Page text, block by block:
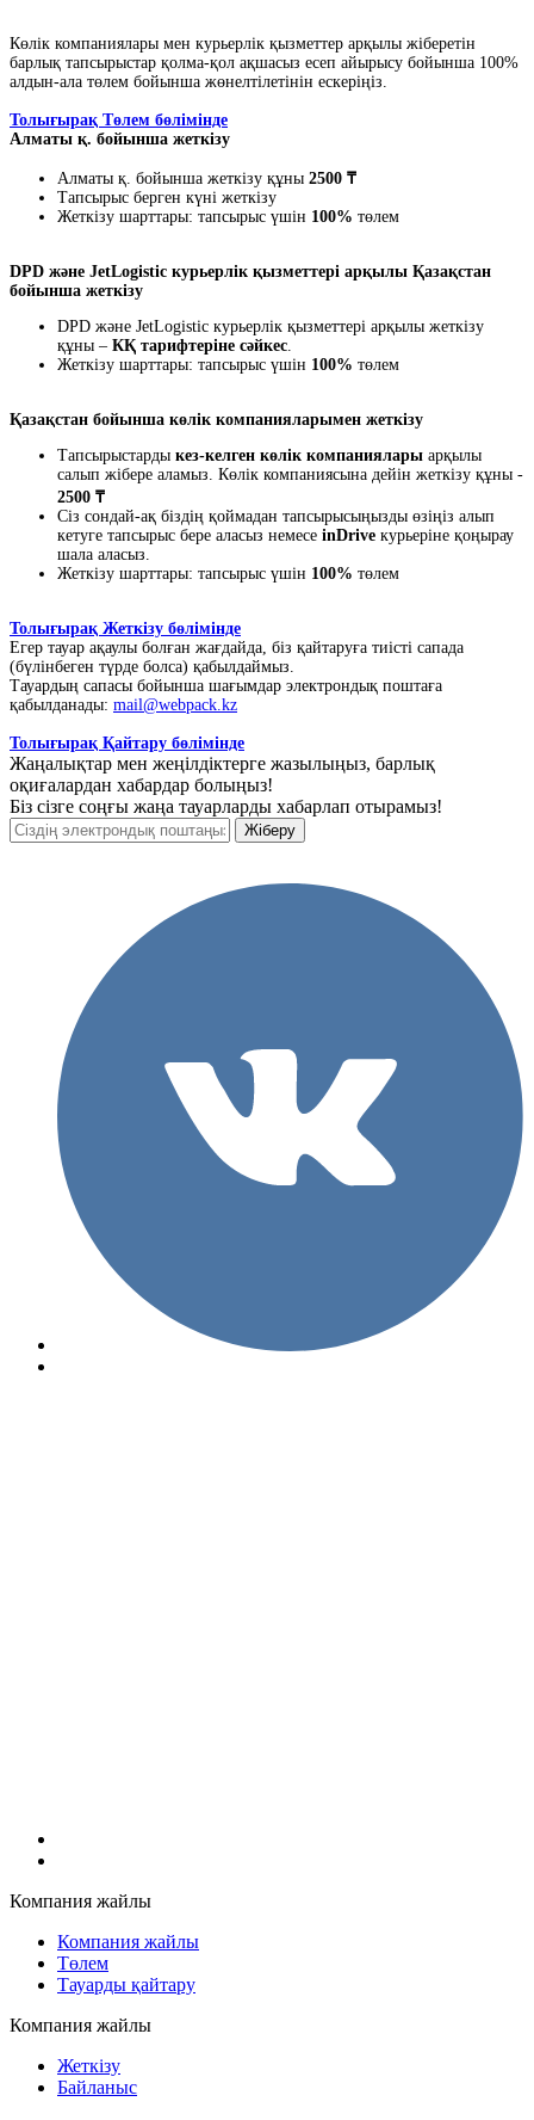
Көлік компаниялары мен курьерлік қызметтер арқылы жіберетін
барлық тапсырыстар қолма-қол ақшасыз есеп айырысу бойынша 100%
алдын-ала төлем бойынша жөнелтілетінін ескеріңіз.
Толығырақ Төлем бөлімінде
Алматы қ. бойынша жеткізу
Алматы қ. бойынша жеткізу құны 2500 ₸
Тапсырыс берген күні жеткізу
Жеткізу шарттары: тапсырыс үшін 100% төлем
DPD және JetLogistic курьерлік қызметтері арқылы Қазақстан
бойынша жеткізу
DPD және JetLogistic курьерлік қызметтері арқылы жеткізу
құны – КҚ тарифтеріне сәйкес.
Жеткізу шарттары: тапсырыс үшін 100% төлем
Қазақстан бойынша көлік компанияларымен жеткізу
Тапсырыстарды кез-келген көлік компаниялары арқылы
салып жібере аламыз. Көлік компаниясына дейін жеткізу құны -
2500 ₸
Сіз сондай-ақ біздің қоймадан тапсырысыңызды өзіңіз алып
кетуге тапсырыс бере аласыз немесе inDrive курьеріне қоңырау
шала аласыз.
Жеткізу шарттары: тапсырыс үшін 100% төлем
Толығырақ Жеткізу бөлімінде
Егер тауар ақаулы болған жағдайда, біз қайтаруға тиісті сапада
(бүлінбеген түрде болса) қабылдаймыз.
Тауардың сапасы бойынша шағымдар электрондық поштаға
қабылданады: mail@webpack.kz
Толығырақ Қайтару бөлімінде
Жаңалықтар мен жеңілдіктерге жазылыңыз, барлық
оқиғалардан хабардар болыңыз!
Біз сізге соңғы жаңа тауарларды хабарлап отырамыз!
Компания жайлы
Компания жайлы
Төлем
Тауарды қайтару
Компания жайлы
Жеткізу
Байланыс